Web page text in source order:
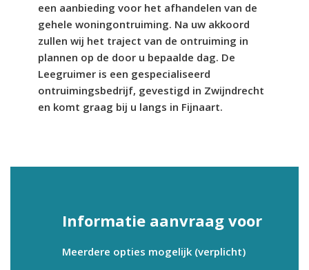
een aanbieding voor het afhandelen van de
gehele woningontruiming. Na uw akkoord
zullen wij het traject van de ontruiming in
plannen op de door u bepaalde dag. De
Leegruimer is een gespecialiseerd
ontruimingsbedrijf, gevestigd in Zwijndrecht
en komt graag bij u langs in Fijnaart.
Informatie aanvraag voor
Meerdere opties mogelijk (verplicht)